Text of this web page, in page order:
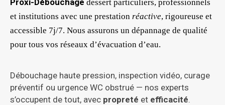
Proxi-Débouchage dessert particuliers, professionnels
et institutions avec une prestation réactive, rigoureuse et
accessible 7j/7. Nous assurons un dépannage de qualité
pour tous vos réseaux d’évacuation d’eau.
Débouchage haute pression, inspection vidéo, curage
préventif ou urgence WC obstrué — nos experts
s’occupent de tout, avec propreté et efficacité.